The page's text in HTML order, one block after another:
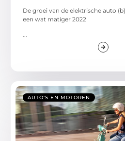
De groei van de elektrische auto
een wat matiger 2022
...
AUTO'S EN MOTOREN